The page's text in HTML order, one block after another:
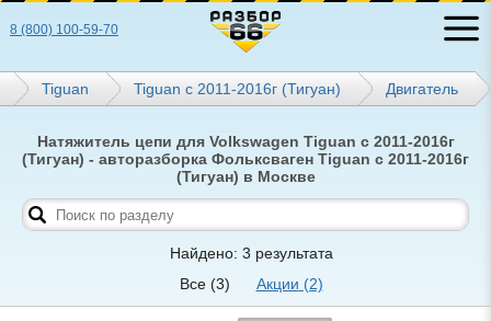
8 (800) 100-59-70
Tiguan Tiguan с 2011-2016г (Тигуан) Двигатель
Натяжитель цепи для Volkswagen Tiguan с 2011-2016г
(Тигуан) - авторазборка Фольксваген Tiguan с 2011-2016г
(Тигуан) в Москве
Найдено: 3 результата
Все (3) Акции (2)